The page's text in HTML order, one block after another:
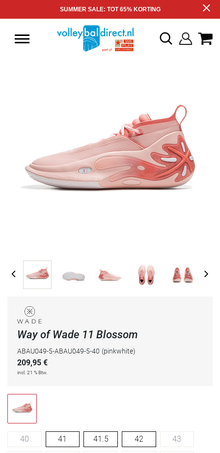
SUMMER SALE: TOT 65% KORTING
Way of Wade 11 Blossom
ABAU049-5-ABAU049-5-40 (pinkwhite)
209,95 €
incl. 21 % Btw.
40 41 41.5 42 43